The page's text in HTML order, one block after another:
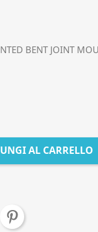
BENT JOINT
AL CARRELLO